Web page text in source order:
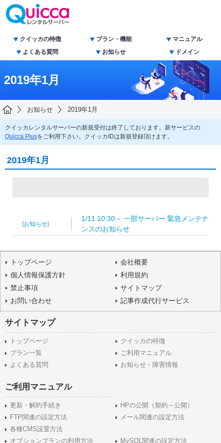
クイッカの特徴 プラン・機能
マニュアル
よくある質問
お知らせ ドメイン
2019年1月
お知らせ 2019年1月
クイッカレンタルサーバーの新規受付は終了しております。新サービスの
Quicca Plusをご利用下さい。クイッカIDは新規登録頂けます。
2019年1月
[お知らせ]
1/11 10:30～ 一部サーバー 緊急メンテナ
ンスのお知らせ
トップページ
会社概要
個人情報保護方針
利用規約
禁止事項
サイトマップ
お問い合わせ
記事作成代行サービス
サイトマップ
トップページ
クイッカの特徴
プラン一覧
ご利用マニュアル
よくある質問
お知らせ・障害情報
ご利用マニュアル
更新・解約手続き
HPの公開（契約～公開）
FTP関連の設定方法
メール関連の設定方法
各種CMS設置方法
オプションプランの利用方法
MySQL関連の設定方法